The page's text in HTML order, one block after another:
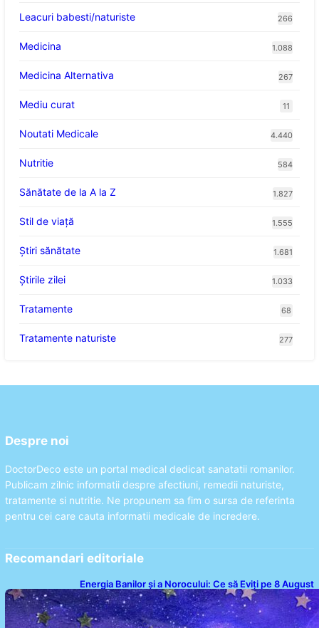
Leacuri babesti/naturiste 266
Medicina 1.088
Medicina Alternativa 267
Mediu curat 11
Noutati Medicale 4.440
Nutritie 584
Sănătate de la A la Z 1.827
Stil de viaţă 1.555
Ştiri sănătate 1.681
Știrile zilei 1.033
Tratamente 68
Tratamente naturiste 277
Despre noi
DoctorDeco este un portal medical dedicat sanatatii romanilor.
Publicam zilnic informatii despre afectiuni, remedii naturiste,
tratamente si nutritie. Ne propunem sa fim o sursa de referinta
pentru cei care cauta informatii medicale de incredere.
Recomandari editoriale
Energia Banilor și a Norocului: Ce să Eviți pe 8 August
pentru a Nu Bloca Fluxul Prosperității